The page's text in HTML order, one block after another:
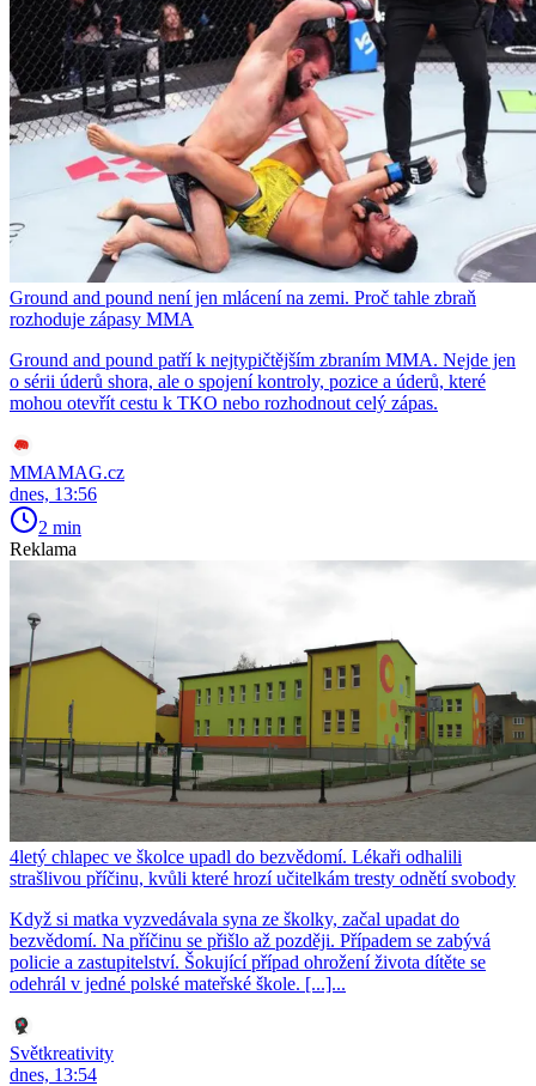
Ground and pound není jen mlácení na zemi. Proč tahle zbraň
rozhoduje zápasy MMA
Ground and pound patří k nejtypičtějším zbraním MMA. Nejde jen
o sérii úderů shora, ale o spojení kontroly, pozice a úderů, které
mohou otevřít cestu k TKO nebo rozhodnout celý zápas.
MMAMAG.cz
dnes, 13:56
2 min
Reklama
4letý chlapec ve školce upadl do bezvědomí. Lékaři odhalili
strašlivou příčinu, kvůli které hrozí učitelkám tresty odnětí svobody
Když si matka vyzvedávala syna ze školky, začal upadat do
bezvědomí. Na příčinu se přišlo až později. Případem se zabývá
policie a zastupitelství. Šokující případ ohrožení života dítěte se
odehrál v jedné polské mateřské škole. [...]...
Světkreativity
dnes, 13:54